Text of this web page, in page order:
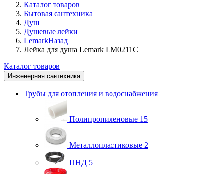
Каталог товаров
Бытовая сантехника
Душ
Душевые лейки
LemarkНазад
Лейка для душа Lemark LM0211C
Каталог товаров
Инженерная сантехника
Трубы для отопления и водоснабжения
Полипропиленовые 15
Металлопластиковые 2
ПНД 5